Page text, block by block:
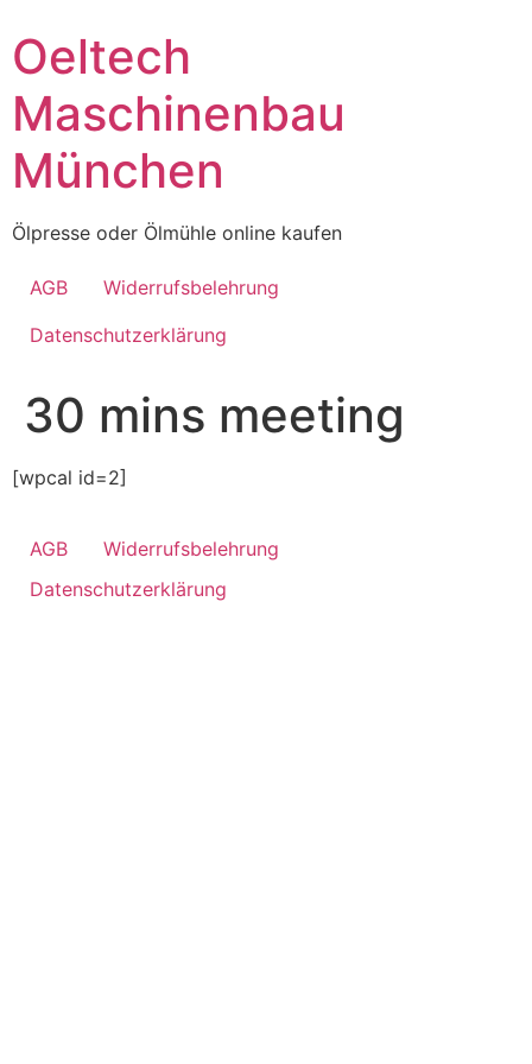
to
content
Oeltech
Maschinenbau
München
Ölpresse oder Ölmühle online kaufen
AGB
Widerrufsbelehrung
Datenschutzerklärung
30 mins meeting
[wpcal id=2]
AGB
Widerrufsbelehrung
Datenschutzerklärung